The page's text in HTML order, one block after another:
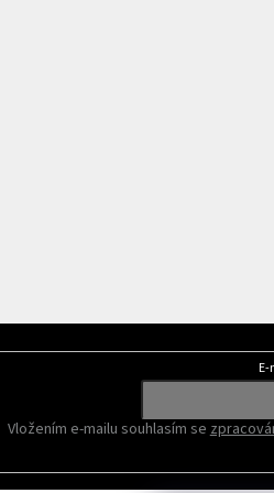
Vložením e-mailu souhlasím se